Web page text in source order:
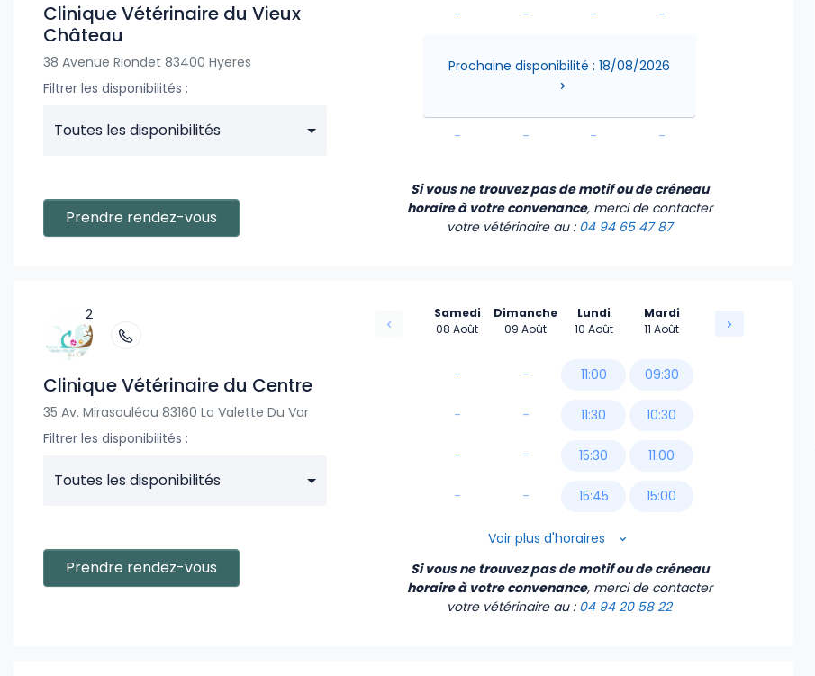
Clinique Vétérinaire du Vieux
Château
38 Avenue Riondet 83400 Hyeres
Filtrer les disponibilités :
Toutes les disponibilités
Prendre rendez-vous
-
-
-
-
-
-
-
-
Prochaine disponibilité : 18/08/2026
Si vous ne trouvez pas de motif ou de créneau
horaire à votre convenance, merci de contacter
votre vétérinaire au : 04 94 65 47 87
2
Clinique Vétérinaire du Centre
35 Av. Mirasouléou 83160 La Valette Du Var
Filtrer les disponibilités :
Toutes les disponibilités
Prendre rendez-vous
Samedi
08 Août
-
-
-
-
Dimanche
09 Août
-
-
-
-
Lundi
10 Août
11:00
11:30
15:30
15:45
16:00
16:15
Mardi
11 Août
09:30
10:30
11:00
15:00
16:30
17:30
Voir plus d'horaires
Si vous ne trouvez pas de motif ou de créneau
horaire à votre convenance, merci de contacter
votre vétérinaire au : 04 94 20 58 22